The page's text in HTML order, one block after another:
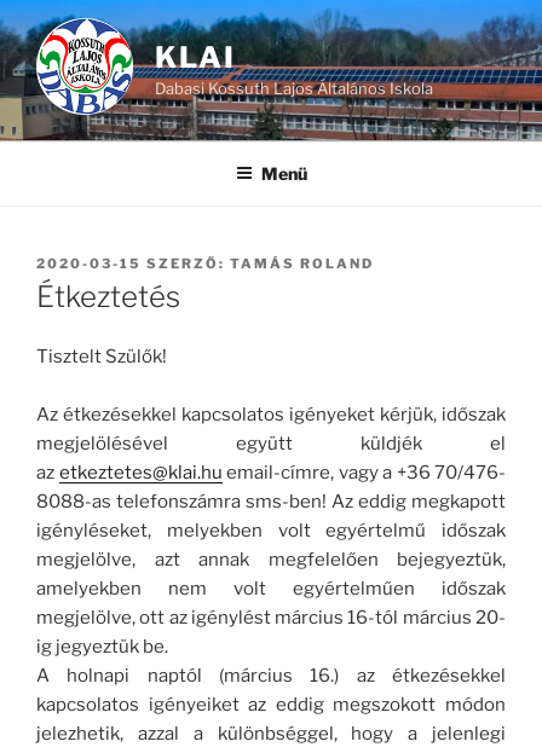
Tartalomhoz
KLAI
Dabasi Kossuth Lajos Általános Iskola
Menü
BEKÜLDVE:
2020-03-15 SZERZŐ: TAMÁS ROLAND
Étkeztetés
Tisztelt Szülők!
Az étkezésekkel kapcsolatos igényeket kérjük, időszak
megjelölésével együtt küldjék el
az etkeztetes@klai.hu email-címre, vagy a +36 70/476-
8088-as telefonszámra sms-ben! Az eddig megkapott
igényléseket, melyekben volt egyértelmű időszak
megjelölve, azt annak megfelelően bejegyeztük,
amelyekben nem volt egyértelműen időszak
megjelölve, ott az igénylést március 16-tól március 20-
ig jegyeztük be.
A holnapi naptól (március 16.) az étkezésekkel
kapcsolatos igényeiket az eddig megszokott módon
jelezhetik, azzal a különbséggel, hogy a jelenlegi